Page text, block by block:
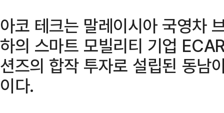
아코 테크는 말레이시아 국영차
하의 스마트 모빌리티 기업
션즈의 합작 투자로 설립된 동남
이다.